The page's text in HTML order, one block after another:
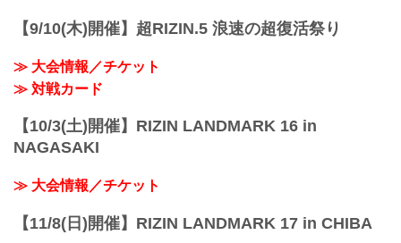
【9/10(木)開催】超RIZIN.5 浪速の超復活祭り
≫ 大会情報／チケット
≫ 対戦カード
【10/3(土)開催】RIZIN LANDMARK 16 in
NAGASAKI
≫ 大会情報／チケット
【11/8(日)開催】RIZIN LANDMARK 17 in CHIBA